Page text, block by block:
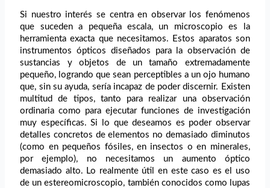
Si nuestro interés se centra en observar los fenómenos
que suceden a pequeña escala, un microscopio es la
herramienta exacta que necesitamos. Estos aparatos son
instrumentos ópticos diseñados para la observación de
sustancias y objetos de un tamaño extremadamente
pequeño, logrando que sean perceptibles a un ojo humano
que, sin su ayuda, sería incapaz de poder discernir. Existen
multitud de tipos, tanto para realizar una observación
ordinaria como para ejecutar funciones de investigación
muy específicas. Si lo que deseamos es poder observar
detalles concretos de elementos no demasiado diminutos
(como en pequeños fósiles, en insectos o en minerales,
por ejemplo), no necesitamos un aumento óptico
demasiado alto. Lo realmente útil en este caso es el uso
de un estereomicroscopio, también conocidos como lupas